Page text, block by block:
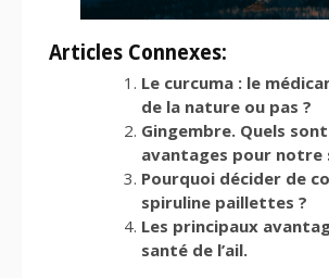
Articles Connexes:
Le curcuma : le
de la nature ou pas ?
Gingembre. Quels
avantages pour notre
Pourquoi décider de
spiruline paillettes ?
Les principaux
santé de l’ail.